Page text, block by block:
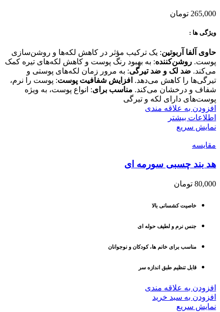
265,000 تومان
ویژگی ها :
حاوی آلفا آربوتین: یک ترکیب مؤثر در کاهش لکه‌ها و روشن‌سازی
پوست. روشن‌کننده: به بهبود رنگ پوست و کاهش لکه‌های تیره کمک
می‌کند. ضد لک و ضد تیرگی: به مرور زمان لکه‌های پوستی و
تیرگی‌ها را کاهش می‌دهد. افزایش شفافیت پوست: پوست را نرم،
شفاف و درخشان می‌کند. مناسب برای: انواع پوست، به ویژه
پوست‌های دارای لکه و تیرگی
افزودن به علاقه مندی
اطلاعات بیشتر
نمایش سریع
مقايسه
هد بند چسبی سورمه ای
80,000 تومان
خاصیت کشسانی بالا
جنس نرم و لطیف حوله ای
مناسب برای خانم ها، کودکان و نوجوانان
قابل تنظیم طبق اندازه سر
افزودن به علاقه مندی
افزودن به سبد خرید
نمایش سریع